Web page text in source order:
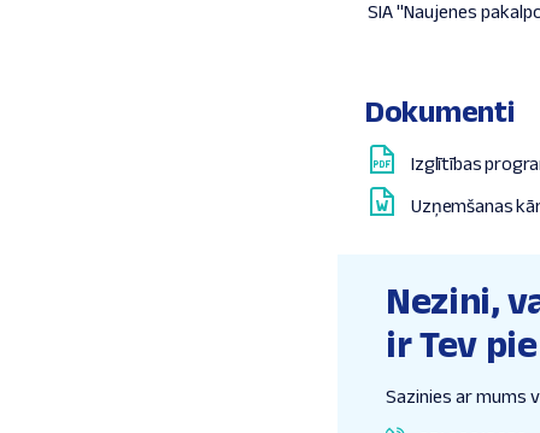
SIA "Naujenes
Dokumenti
Izglītības
Uzņemšanas
Nezini,
ir Tev
Sazinies ar mums